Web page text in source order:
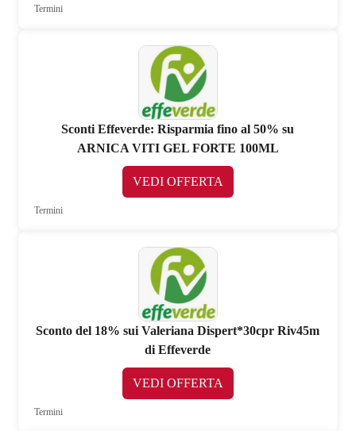
Termini
Sconti Effeverde: Risparmia fino al 50% su
ARNICA VITI GEL FORTE 100ML
VEDI OFFERTA
Termini
Sconto del 18% sui Valeriana Dispert*30cpr Riv45m
di Effeverde
VEDI OFFERTA
Termini